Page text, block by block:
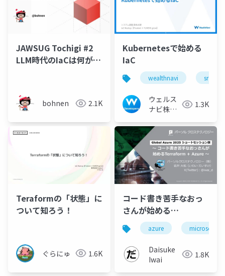
JAWSUG Tochigi #2
LLM時代のIaCは何がい
bohnen 2.1K
Kubernetesで始める
IaC
wealthnavi sre
ウェルス
ナビ株式
広報チー
ム
1.3K
Teraformの「状態」に
ついて知ろう！
ぐらにゅ 1.6K
コード書き苦手なおっ
さんが始める
Terraform +
Azure【Global
Azure2025版】
azure microsoft
Daisuke
Iwai
1.8K